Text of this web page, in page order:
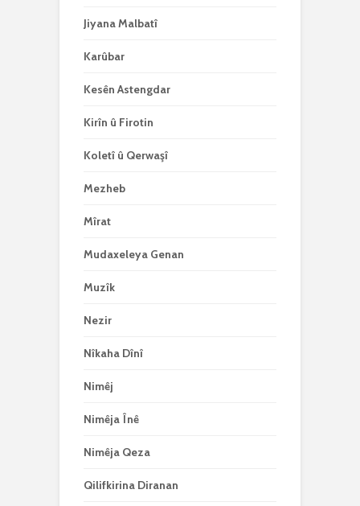
Jiyana Malbatî
Karûbar
Kesên Astengdar
Kirîn û Firotin
Koletî û Qerwaşî
Mezheb
Mîrat
Mudaxeleya Genan
Muzîk
Nezir
Nîkaha Dînî
Nimêj
Nimêja Înê
Nimêja Qeza
Qilifkirina Diranan